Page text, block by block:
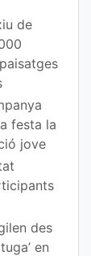
de
festa la
jove
des
en